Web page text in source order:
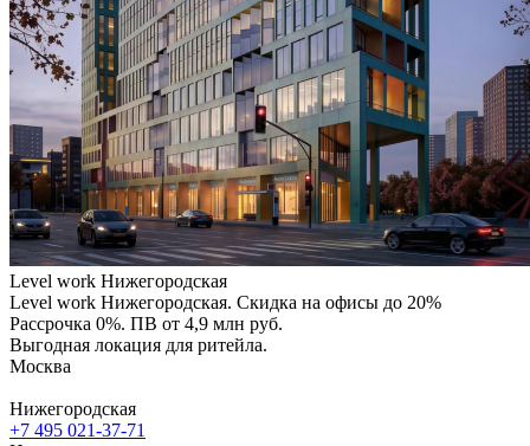
Level work Нижегородская
Level work Нижегородская. Скидка на офисы до 20%
Рассрочка 0%. ПВ от 4,9 млн руб.
Выгодная локация для ритейла.
Москва
Нижегородская
+7 495 021-37-71